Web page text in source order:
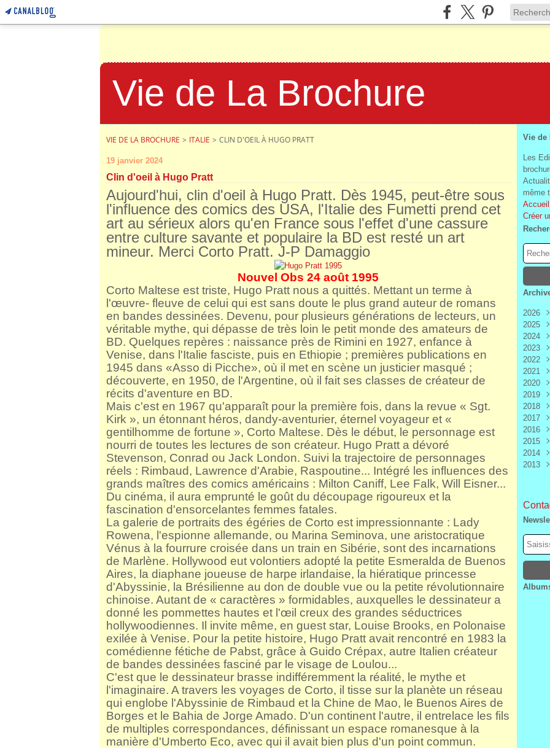
Vie de La Brochure
VIE DE LA BROCHURE > ITALIE > CLIN D'OEIL À HUGO PRATT
19 janvier 2024
Clin d'oeil à Hugo Pratt
Aujourd'hui, clin d'oeil à Hugo Pratt. Dès 1945, peut-être sous
l'influence des comics des USA, l'Italie des Fumetti prend cet
art au sérieux alors qu'en France sous l'effet d'une cassure
entre culture savante et populaire la BD est resté un art
mineur. Merci Corto Pratt. J-P Damaggio
Nouvel Obs 24 août 1995
Corto Maltese est triste, Hugo Pratt nous a quittés. Mettant un terme à
l'œuvre- fleuve de celui qui est sans doute le plus grand auteur de romans
en bandes dessinées. Devenu, pour plusieurs générations de lecteurs, un
véritable mythe, qui dépasse de très loin le petit monde des amateurs de
BD. Quelques repères : naissance près de Rimini en 1927, enfance à
Venise, dans l'Italie fasciste, puis en Ethiopie ; premières publications en
1945 dans «Asso di Picche», où il met en scène un justicier masqué ;
découverte, en 1950, de l'Argentine, où il fait ses classes de créateur de
récits d'aventure en BD.
Mais c'est en 1967 qu'apparaît pour la première fois, dans la revue « Sgt.
Kirk », un étonnant héros, dandy-aventurier, éternel voyageur et «
gentilhomme de fortune », Corto Maltese. Dès le début, le personnage est
nourri de toutes les lectures de son créateur. Hugo Pratt a dévoré
Stevenson, Conrad ou Jack London. Suivi la trajectoire de personnages
réels : Rimbaud, Lawrence d'Arabie, Raspoutine... Intégré les influences des
grands maîtres des comics américains : Milton Caniff, Lee Falk, Will Eisner...
Du cinéma, il aura emprunté le goût du découpage rigoureux et la
fascination d'ensorcelantes femmes fatales.
La galerie de portraits des égéries de Corto est impressionnante : Lady
Rowena, l'espionne allemande, ou Marina Seminova, une aristocratique
Vénus à la fourrure croisée dans un train en Sibérie, sont des incarnations
de Marlène. Hollywood eut volontiers adopté la petite Esmeralda de Buenos
Aires, la diaphane joueuse de harpe irlandaise, la hiératique princesse
d'Abyssinie, la Brésilienne au don de double vue ou la petite révolutionnaire
chinoise. Autant de « caractères » formidables, auxquelles le dessinateur a
donné les pommettes hautes et l'œil creux des grandes séductrices
hollywoodiennes. Il invite même, en guest star, Louise Brooks, en Polonaise
exilée à Venise. Pour la petite histoire, Hugo Pratt avait rencontré en 1983 la
comédienne fétiche de Pabst, grâce à Guido Crépax, autre Italien créateur
de bandes dessinées fasciné par le visage de Loulou...
C'est que le dessinateur brasse indifféremment la réalité, le mythe et
l'imaginaire. A travers les voyages de Corto, il tisse sur la planète un réseau
qui englobe l'Abyssinie de Rimbaud et la Chine de Mao, le Buenos Aires de
Borges et le Bahia de Jorge Amado. D'un continent l'autre, il entrelace les fils
de multiples correspondances, définissant un espace romanesque à la
manière d'Umberto Eco, avec qui il avait bien plus d'un point commun.
Vie de
Les
même
Créer
2026
Août
Juin
Mai
Avril
Mars
2025
Août
Juin
Mai
Avril
Mars
2024
Août
Juin
Mai
Avril
Mars
2023
Août
Juin
Mai
Avril
Mars
2022
Août
Juin
Mai
Avril
2021
Août
Juin
Mai
2020
Août
Juin
Mars
2019
Août
Avril
2018
Août
Mai
2017
Juin
Mai
2016
Juin
Mai
2015
Août
Juin
Mai
2014
Juin
Mai
2013